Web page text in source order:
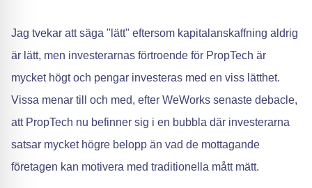
Jag tvekar att säga "lätt" eftersom kapitalanskaffning aldrig
är lätt, men investerarnas förtroende för PropTech är
mycket högt och pengar investeras med en viss lätthet.
Vissa menar till och med, efter WeWorks senaste debacle,
att PropTech nu befinner sig i en bubbla där investerarna
satsar mycket högre belopp än vad de mottagande
företagen kan motivera med traditionella mått mätt.